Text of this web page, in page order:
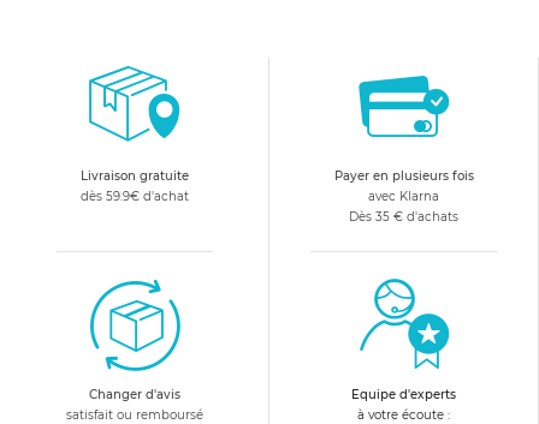
Livraison gratuite
dès 59.9€ d'achat
Payer en plusieurs fois
avec Klarna
Dès 35 € d'achats
Changer d'avis
satisfait ou remboursé
Equipe d'experts
à votre écoute :